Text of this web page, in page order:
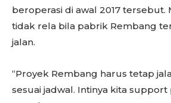
beroperasi di awal 2017 tersebut.
tidak rela bila pabrik Rembang
jalan.
“Proyek Rembang harus tetap
sesuai jadwal. Intinya kita support